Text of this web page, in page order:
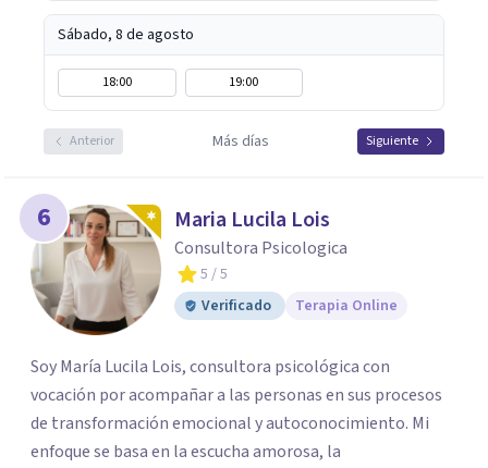
Sábado, 8 de agosto
18:00 19:00
Anterior Más días Siguiente
6 Maria Lucila Lois
Consultora Psicologica
5 / 5
Verificado
Terapia Online
Soy María Lucila Lois, consultora psicológica con
vocación por acompañar a las personas en sus procesos
de transformación emocional y autoconocimiento. Mi
enfoque se basa en la escucha amorosa, la